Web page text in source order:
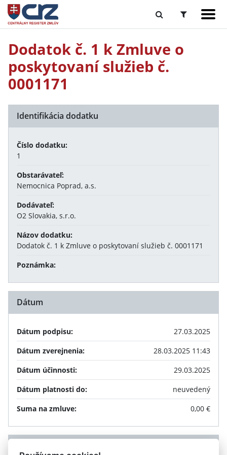
Dodatok č. 1 k Zmluve o
poskytovaní služieb č.
0001171
Identifikácia dodatku
Číslo dodatku:
1
Obstarávateľ:
Nemocnica Poprad, a.s.
Dodávateľ:
O2 Slovakia, s.r.o.
Názov dodatku:
Dodatok č. 1 k Zmluve o poskytovaní služieb č. 0001171
Poznámka:
Dátum
Dátum podpisu:
27.03.2025
Dátum zverejnenia:
28.03.2025 11:43
Dátum účinnosti:
29.03.2025
Dátum platnosti do:
neuvedený
Suma na zmluve:
0,00 €